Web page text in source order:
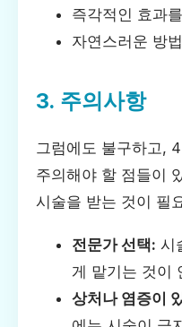
즉각적인 효과
자연스러운 방
3. 주의사항
그럼에도 불구하고,
주의해야 할 점들이
시술을 받는 것이 필
전문가 선택: 시
게 맡기는 것이
상처나 염증이